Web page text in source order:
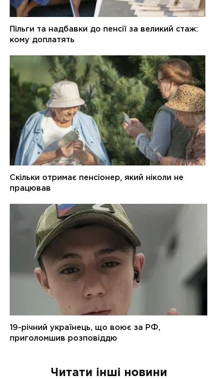
Читати інші новини